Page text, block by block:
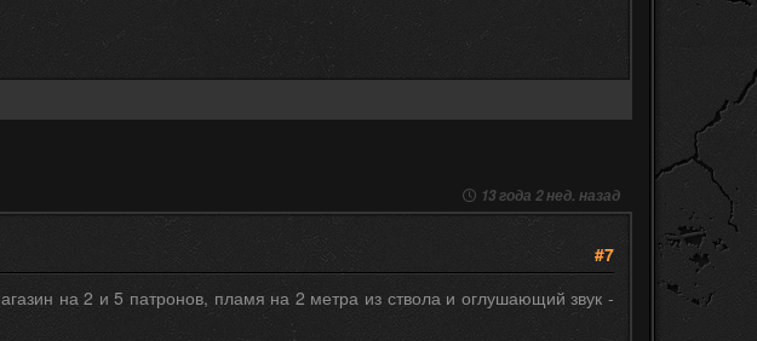
13 года 2 нед. назад
#7
на 2 и 5 патронов, пламя на 2 метра из ствола и оглушающий звук -